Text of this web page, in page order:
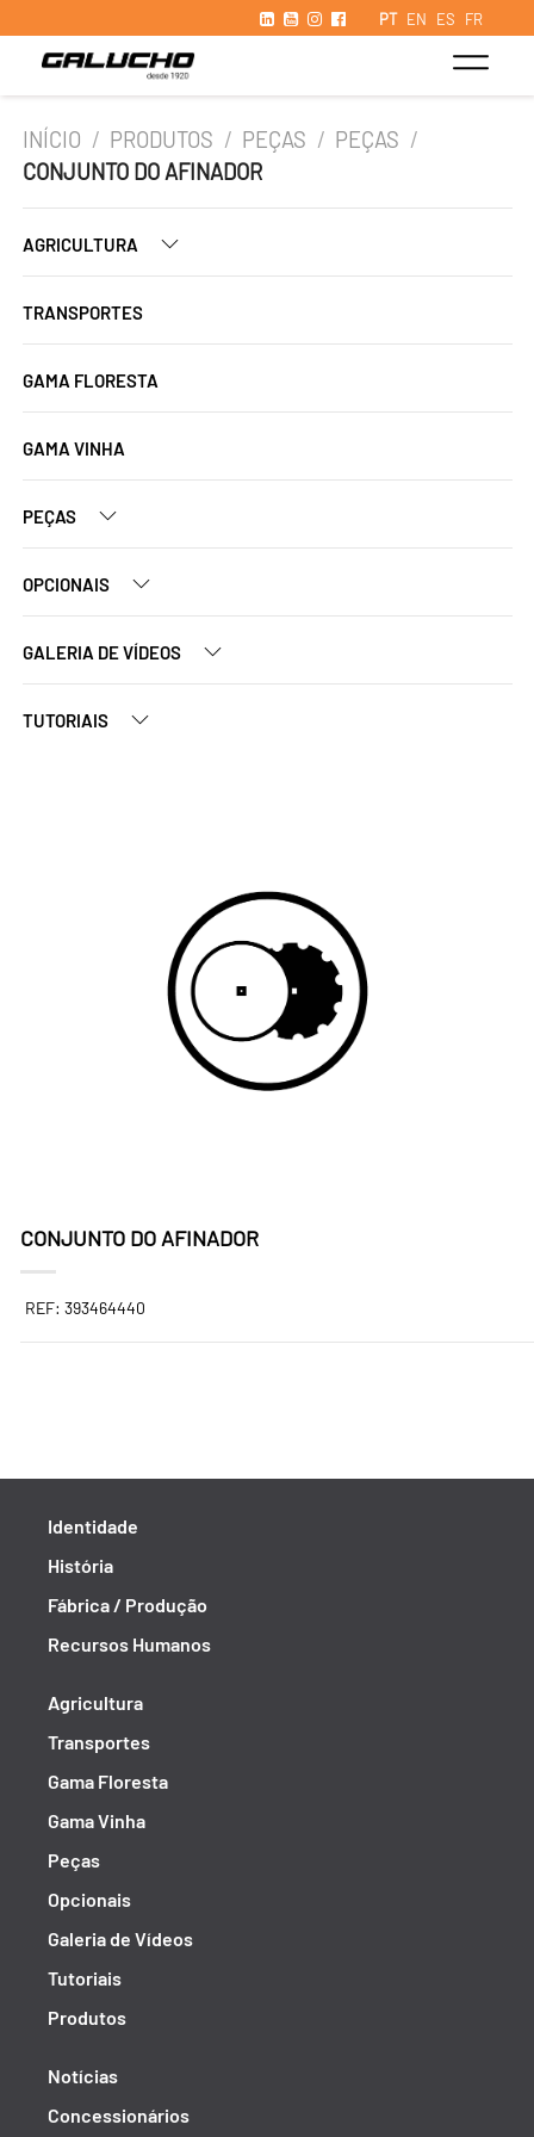
PT EN ES FR
INÍCIO / PRODUTOS / PEÇAS / PEÇAS /
CONJUNTO DO AFINADOR
AGRICULTURA
TRANSPORTES
GAMA FLORESTA
GAMA VINHA
PEÇAS
OPCIONAIS
GALERIA DE VÍDEOS
TUTORIAIS
CONJUNTO DO AFINADOR
REF: 393464440
Identidade
História
Fábrica / Produção
Recursos Humanos
Agricultura
Transportes
Gama Floresta
Gama Vinha
Peças
Opcionais
Galeria de Vídeos
Tutoriais
Produtos
Notícias
Concessionários